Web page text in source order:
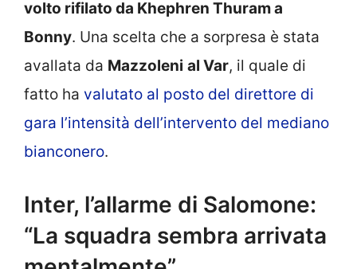
volto rifilato da Khephren Thuram a
Bonny. Una scelta che a sorpresa è stata
avallata da Mazzoleni al Var, il quale di
fatto ha valutato al posto del direttore di
gara l’intensità dell’intervento del mediano
bianconero.
Inter, l’allarme di Salomone:
“La squadra sembra arrivata